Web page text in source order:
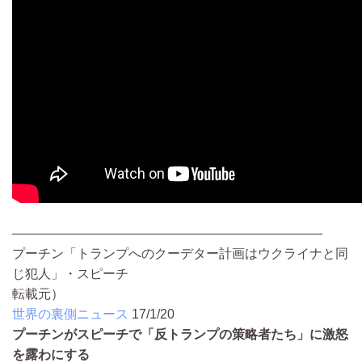
————————————————————————
プーチン「トランプへのクーデター計画はウクライナと同
じ犯人」・スピーチ
転載元）
世界の裏側ニュース 17/1/20
プーチンがスピーチで「反トランプの策略者たち」に激怒
を露わにする